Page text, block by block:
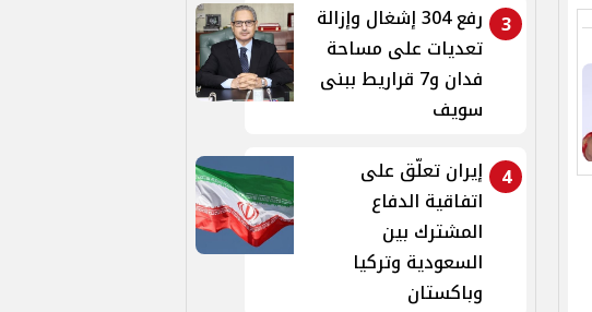
3
رفع 304 إشغال وإزالة
تعديات على مساحة
فدان و7 قراريط ببنى
سويف
4
إيران تعلّق على
اتفاقية الدفاع
المشترك بين
السعودية وتركيا
وباكستان